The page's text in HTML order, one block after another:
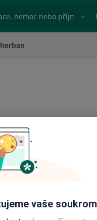
nemoc nebo příjmení
Rezervovat
Názory
vaše